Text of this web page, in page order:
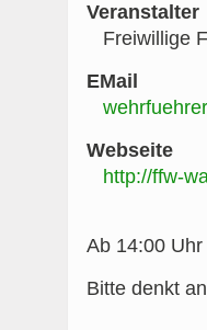
Veranstalter
Freiwillige
EMail
Webseite
http://ffw-
Ab 14:00
Bitte denkt